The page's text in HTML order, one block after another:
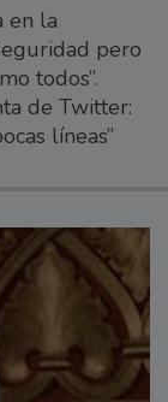
en la
pero
todos”.
de Twitter:
líneas”